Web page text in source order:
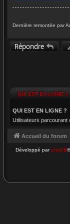
Dernière remontée par
Répondre
QUI EST EN LIGNE ?
QUI EST EN LIGNE ?
Utilisateurs parcourant
Accueil du forum
Développé parphpBB